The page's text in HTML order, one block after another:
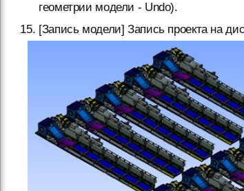
геометрии модели - Undo).
[Запись модели] Запись проекта на